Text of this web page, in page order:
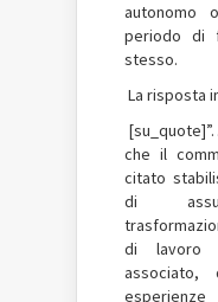
autonomo
periodo di
stesso.
La risposta
che il
citato
di
di lavoro